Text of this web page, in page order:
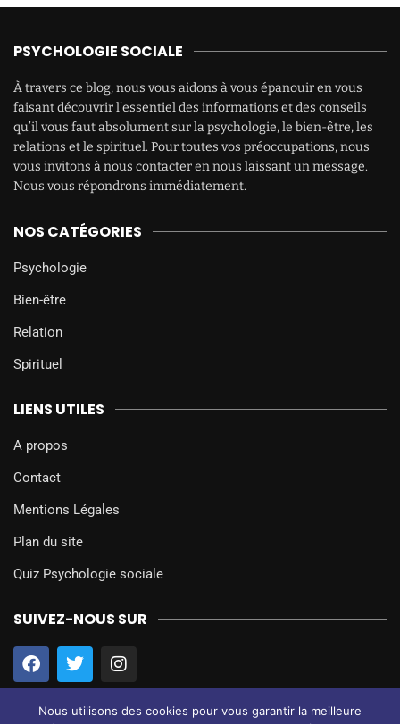
PSYCHOLOGIE SOCIALE
À travers ce blog, nous vous aidons à vous épanouir en vous
faisant découvrir l’essentiel des informations et des conseils
qu’il vous faut absolument sur la psychologie, le bien-être, les
relations et le spirituel. Pour toutes vos préoccupations, nous
vous invitons à nous contacter en nous laissant un message.
Nous vous répondrons immédiatement.
NOS CATÉGORIES
Psychologie
Bien-être
Relation
Spirituel
LIENS UTILES
A propos
Contact
Mentions Légales
Plan du site
Quiz Psychologie sociale
SUIVEZ-NOUS SUR
Nous utilisons des cookies pour vous garantir la meilleure